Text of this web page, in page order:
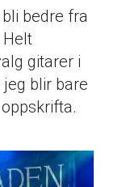
bedre fra
Helt
gitarer i
blir bare